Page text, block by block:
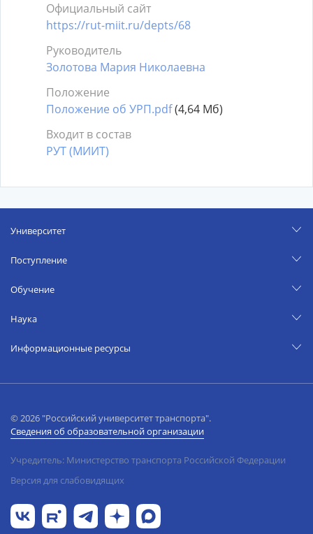
Официальный сайт
https://rut-miit.ru/depts/68
Руководитель
Золотова Мария Николаевна
Положение
Положение об УРП.pdf(4,64 Мб)
Входит в состав
РУТ (МИИТ)
Университет
Поступление
Обучение
Наука
Информационные ресурсы
© 2026 "Российский университет транспорта".
Сведения об образовательной организации
Учредитель: Министерство транспорта Российской Федерации
Версия для слабовидящих